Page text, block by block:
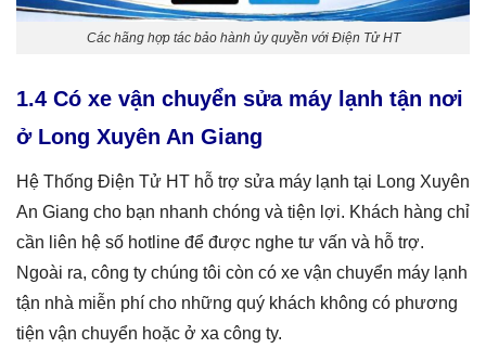
Các hãng hợp tác bảo hành ủy quyền với Điện Tử HT
1.4 Có xe vận chuyển sửa máy lạnh tận nơi
ở Long Xuyên An Giang
Hệ Thống Điện Tử HT hỗ trợ sửa máy lạnh tại Long Xuyên
An Giang cho bạn nhanh chóng và tiện lợi. Khách hàng chỉ
cần liên hệ số hotline để được nghe tư vấn và hỗ trợ.
Ngoài ra, công ty chúng tôi còn có xe vận chuyển máy lạnh
tận nhà miễn phí cho những quý khách không có phương
tiện vận chuyển hoặc ở xa công ty.